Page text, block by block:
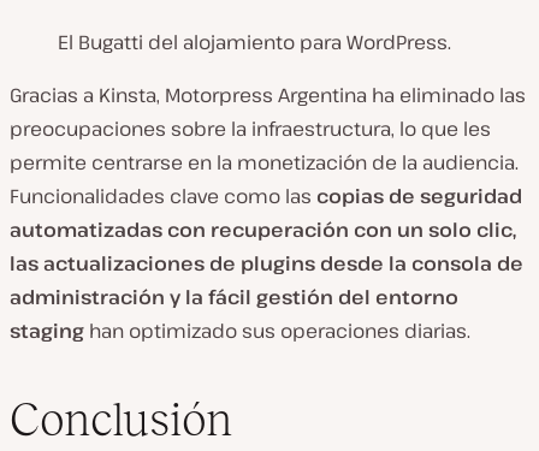
El Bugatti del alojamiento para WordPress.
Gracias a Kinsta, Motorpress Argentina ha eliminado las
preocupaciones sobre la infraestructura, lo que les
permite centrarse en la monetización de la audiencia.
Funcionalidades clave como las copias de seguridad
automatizadas con recuperación con un solo clic,
las actualizaciones de plugins desde la consola de
administración y la fácil gestión del entorno
staging han optimizado sus operaciones diarias.
Conclusión